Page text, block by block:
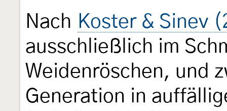
Nach Koster & Sinev
ausschließlich im
Weidenröschen, und
Generation in